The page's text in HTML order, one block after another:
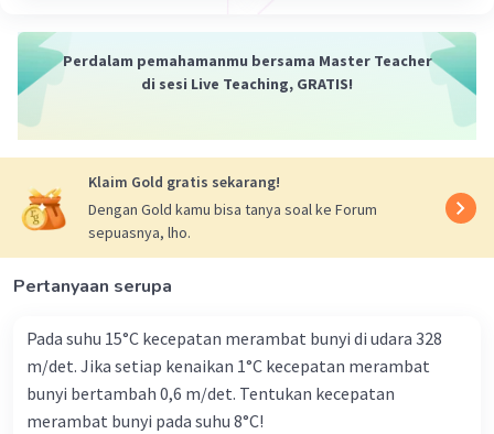
Perdalam pemahamanmu bersama Master Teacher
di sesi Live Teaching, GRATIS!
Klaim Gold gratis sekarang!
Dengan Gold kamu bisa tanya soal ke Forum
sepuasnya, lho.
Pertanyaan serupa
Pada suhu 15°C kecepatan merambat bunyi di udara 328
m/det. Jika setiap kenaikan 1°C kecepatan merambat
bunyi bertambah 0,6 m/det. Tentukan kecepatan
merambat bunyi pada suhu 8°C!